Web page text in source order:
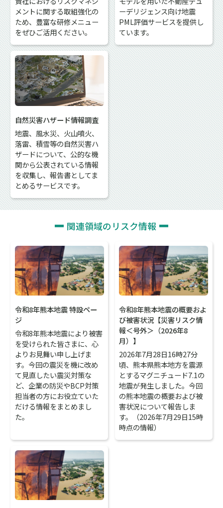
メントに関する取組強化の
ため、豊富な研修メニュー
をぜひご活用ください。
ーデリジェンス向け地震
PML評価サービスを提供し
ています。
自然災害ハザード情報調査
地震、風水災、火山噴火、
落雷、積雪等の自然災害ハ
ザードについて、公的な機
関から公表されている情報
を収集し、報告書としてま
とめるサービスです。
関連領域のリスク情報
令和8年熊本地震 特設ペー
ジ
令和8年熊本地震により被害
を受けられた皆さまに、心
よりお見舞い申し上げま
す。今回の震災を機に改め
て見直したい震災対策な
ど、企業の防災やBCP対策
担当者の方にお役立ていた
だける情報をまとめまし
た。
令和8年熊本地震の概要およ
び被害状況【災害リスク情
報＜号外＞（2026年8
月）】
2026年7月28日16時27分
頃、熊本県熊本地方を震源
とするマグニチュード7.1の
地震が発生しました。今回
の熊本地震の概要および被
害状況について報告しま
す。（2026年7月29日15時
時点の情報）